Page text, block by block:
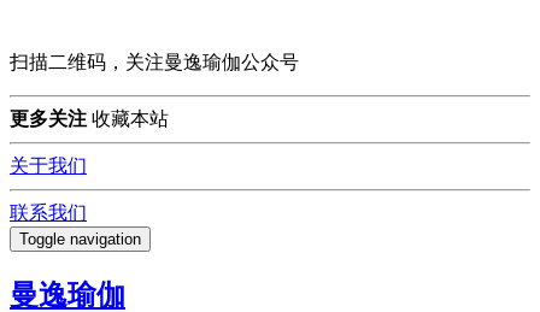
扫描二维码，关注曼逸瑜伽公众号
更多关注 收藏本站
关于我们
联系我们
Toggle navigation
曼逸瑜伽